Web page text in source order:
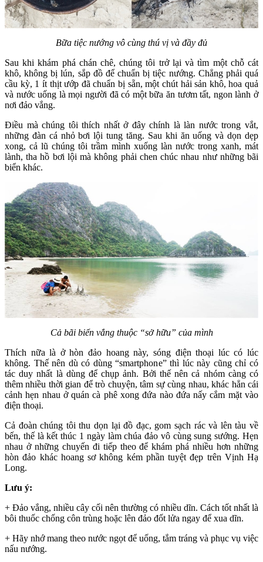
Bữa tiệc nướng vô cùng thú vị và đầy đủ
Sau khi khám phá chán chê, chúng tôi trở lại và tìm một chỗ cát
khô, không bị lún, sắp đồ để chuẩn bị tiệc nướng. Chẳng phải quá
cầu kỳ, 1 ít thịt ướp đã chuẩn bị sẵn, một chút hải sản khô, hoa quả
và nước uống là mọi người đã có một bữa ăn tươm tất, ngon lành ở
nơi đảo vắng.
Điều mà chúng tôi thích nhất ở đây chính là làn nước trong vắt,
những đàn cá nhỏ bơi lội tung tăng. Sau khi ăn uống và dọn dẹp
xong, cả lũ chúng tôi trầm mình xuống làn nước trong xanh, mát
lành, tha hồ bơi lội mà không phải chen chúc nhau như những bãi
biển khác.
Cả bãi biển vắng thuộc “sở hữu” của mình
Thích nữa là ở hòn đảo hoang này, sóng điện thoại lúc có lúc
không. Thế nên dù có dùng “smartphone” thì lúc này cũng chỉ có
tác duy nhất là dùng để chụp ảnh. Bởi thế nên cả nhóm càng có
thêm nhiều thời gian để trò chuyện, tâm sự cùng nhau, khác hẳn cái
cảnh hẹn nhau ở quán cà phê xong đứa nào đứa nấy cắm mặt vào
điện thoại.
Cả đoàn chúng tôi thu dọn lại đồ đạc, gom sạch rác và lên tàu về
bến, thế là kết thúc 1 ngày làm chúa đảo vô cùng sung sướng. Hẹn
nhau ở những chuyến đi tiếp theo để khám phá nhiều hơn những
hòn đảo khác hoang sơ không kém phần tuyệt đẹp trên Vịnh Hạ
Long.
Lưu ý:
+ Đảo vắng, nhiều cây cối nên thường có nhiều dĩn. Cách tốt nhất là
bôi thuốc chống côn trùng hoặc lên đảo đốt lửa ngay để xua dĩn.
+ Hãy nhớ mang theo nước ngọt để uống, tắm tráng và phục vụ việc
nấu nướng.